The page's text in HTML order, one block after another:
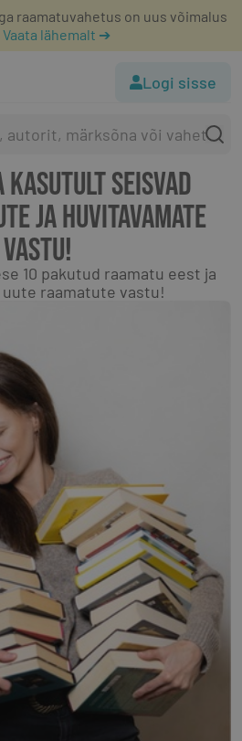
raamatuvahetus on uus võimalus
Vaata lähemalt ➔
Logi sisse
SEISVAD
JA HUVITAVAMATE
VASTU!
10 pakutud raamatu eest ja
raamatute vastu!